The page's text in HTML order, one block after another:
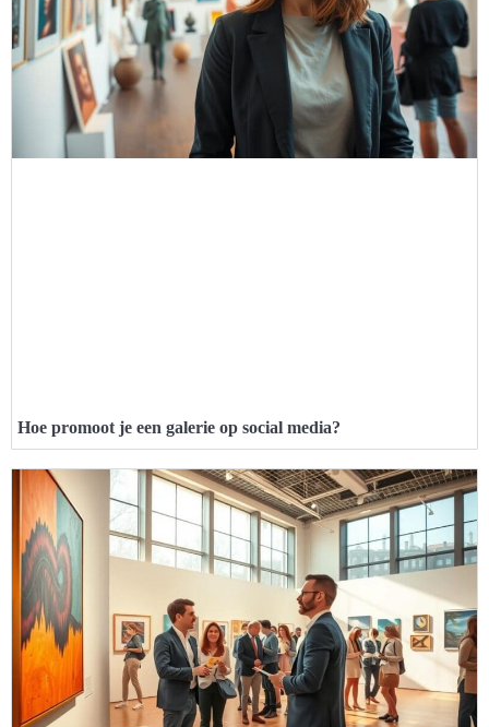
Hoe promoot je een galerie op social media?